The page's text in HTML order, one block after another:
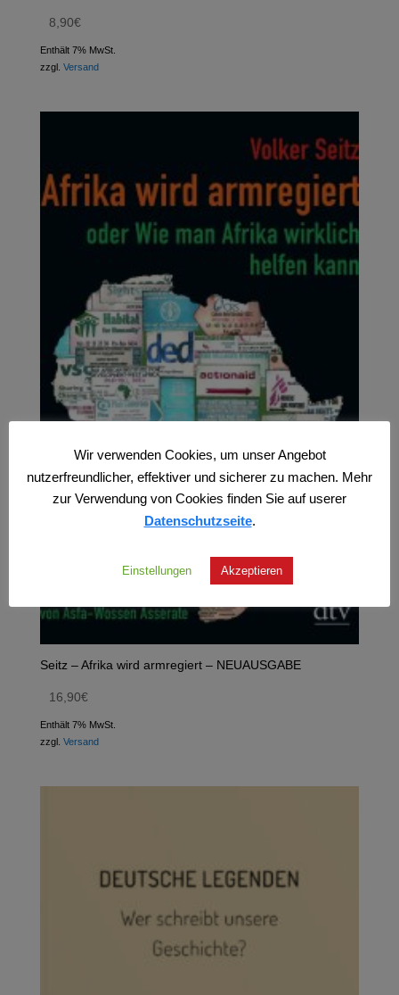
8,90€
Enthält 7% MwSt.
zzgl. Versand
Seitz – Afrika wird armregiert – NEUAUSGABE
16,90€
Enthält 7% MwSt.
zzgl. Versand
Wir verwenden Cookies, um unser Angebot
nutzerfreundlicher, effektiver und sicherer zu machen. Mehr
zur Verwendung von Cookies finden Sie auf userer
Datenschutzseite.
Einstellungen Akzeptieren